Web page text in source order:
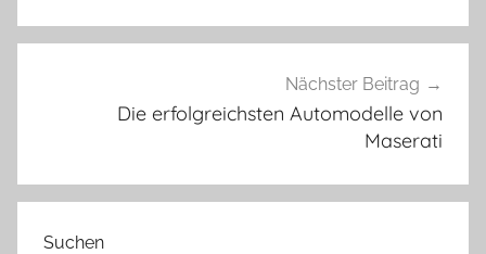
Nächster Beitrag
Die erfolgreichsten Automodelle von
Maserati
Suchen